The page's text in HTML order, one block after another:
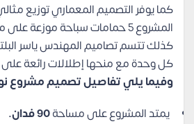
كما يوفر التصميم المعماري توزيع
المشروع 5 حمامات سباحة موزعة
كذلك تتسم تصاميم المهندس ياسر
كل وحدة مع منحها إطلالات رائعة على
وفيما يلي تفاصيل تصميم مشروع
يمتد المشروع على مساحة